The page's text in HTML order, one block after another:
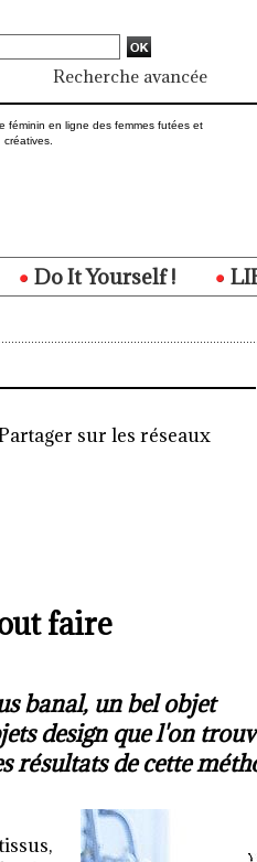
Recherche avancée
Do It Yourself !
sur les réseaux
faire
banal, un bel objet
design que l'on
résultats de cette